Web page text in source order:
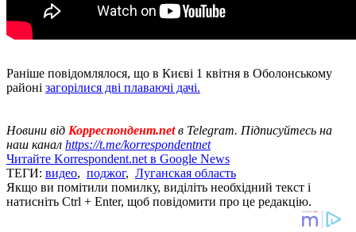
Раніше повідомлялося, що в Києві 1 квітня в Оболонському
районі загорілися дві плаваючі дачі.
Новини від Корреспондент.netв Telegram. Підписуйтесь на
наш канал https://t.me/korrespondentnet
Читайте Korrespondent.net в Google News
ТЕГИ: видео, поджог, Луганская область
Якщо ви помітили помилку, виділіть необхідний текст і
натисніть Ctrl + Enter, щоб повідомити про це редакцію.